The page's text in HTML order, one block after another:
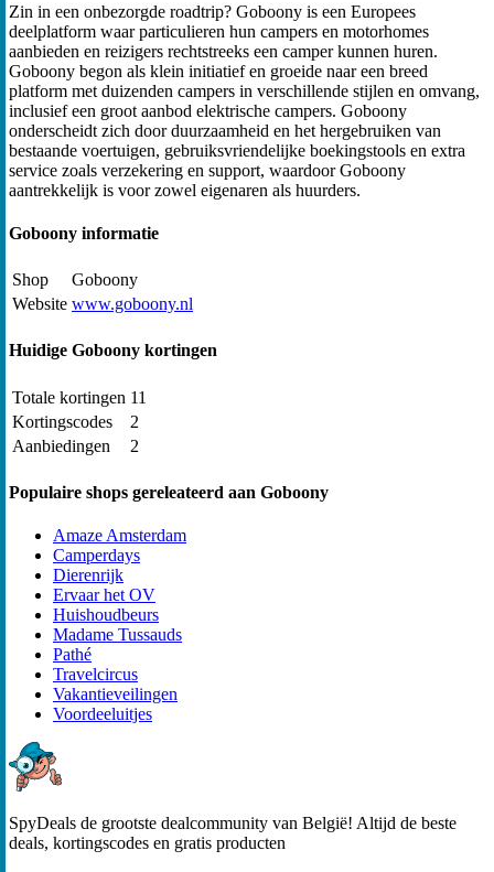
Zin in een onbezorgde roadtrip? Goboony is een Europees
deelplatform waar particulieren hun campers en motorhomes
aanbieden en reizigers rechtstreeks een camper kunnen huren.
Goboony begon als klein initiatief en groeide naar een breed
platform met duizenden campers in verschillende stijlen en omvang,
inclusief een groot aanbod elektrische campers. Goboony
onderscheidt zich door duurzaamheid en het hergebruiken van
bestaande voertuigen, gebruiksvriendelijke boekingstools en extra
service zoals verzekering en support, waardoor Goboony
aantrekkelijk is voor zowel eigenaren als huurders.
Goboony informatie
Shop
Goboony
Website www.goboony.nl
Huidige Goboony kortingen
Totale kortingen 11
Kortingscodes
2
Aanbiedingen
2
Populaire shops gereleateerd aan Goboony
Amaze Amsterdam
Camperdays
Dierenrijk
Ervaar het OV
Huishoudbeurs
Madame Tussauds
Pathé
Travelcircus
Vakantieveilingen
Voordeeluitjes
SpyDeals de grootste dealcommunity van België! Altijd de beste
deals, kortingscodes en gratis producten